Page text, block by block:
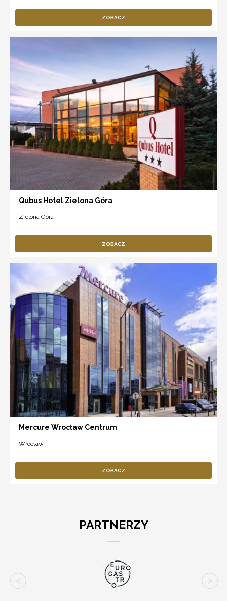
ZOBACZ
Qubus Hotel Zielona Góra
Zielona Góra
ZOBACZ
Mercure Wrocław Centrum
Wrocław
ZOBACZ
PARTNERZY